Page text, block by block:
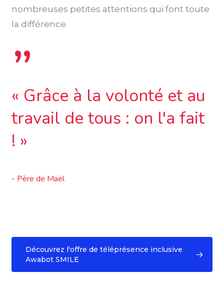
nombreuses petites attentions qui font toute
la différence.
”
« Grâce à la volonté et au
travail de tous : on l'a fait
! »
- Père de Maël
Découvrez l'offre de téléprésence inclusive
Awabot SMILE